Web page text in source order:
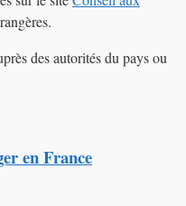
des autorités du pays ou
en France